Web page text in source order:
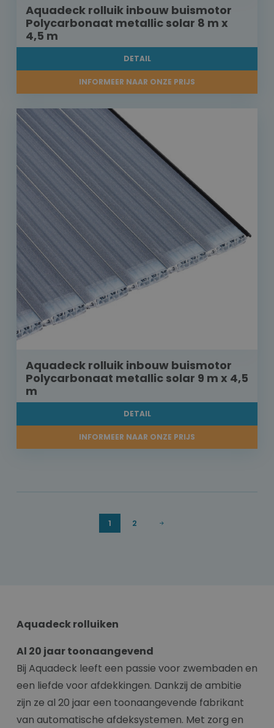
Aquadeck rolluik inbouw buismotor
Polycarbonaat metallic solar 8 m x
4,5 m
DETAIL
INFORMEER NAAR ONZE PRIJS
Aquadeck rolluik inbouw buismotor
Polycarbonaat metallic solar 9 m x 4,5
m
DETAIL
INFORMEER NAAR ONZE PRIJS
1 2
Aquadeck rolluiken
Al 20 jaar toonaangevend
Bij Aquadeck leeft een passie voor zwembaden en
een liefde voor afdekkingen. Dankzij de ambitie
zijn ze al 20 jaar een toonaangevende fabrikant
van automatische afdeksystemen. Met zorg en